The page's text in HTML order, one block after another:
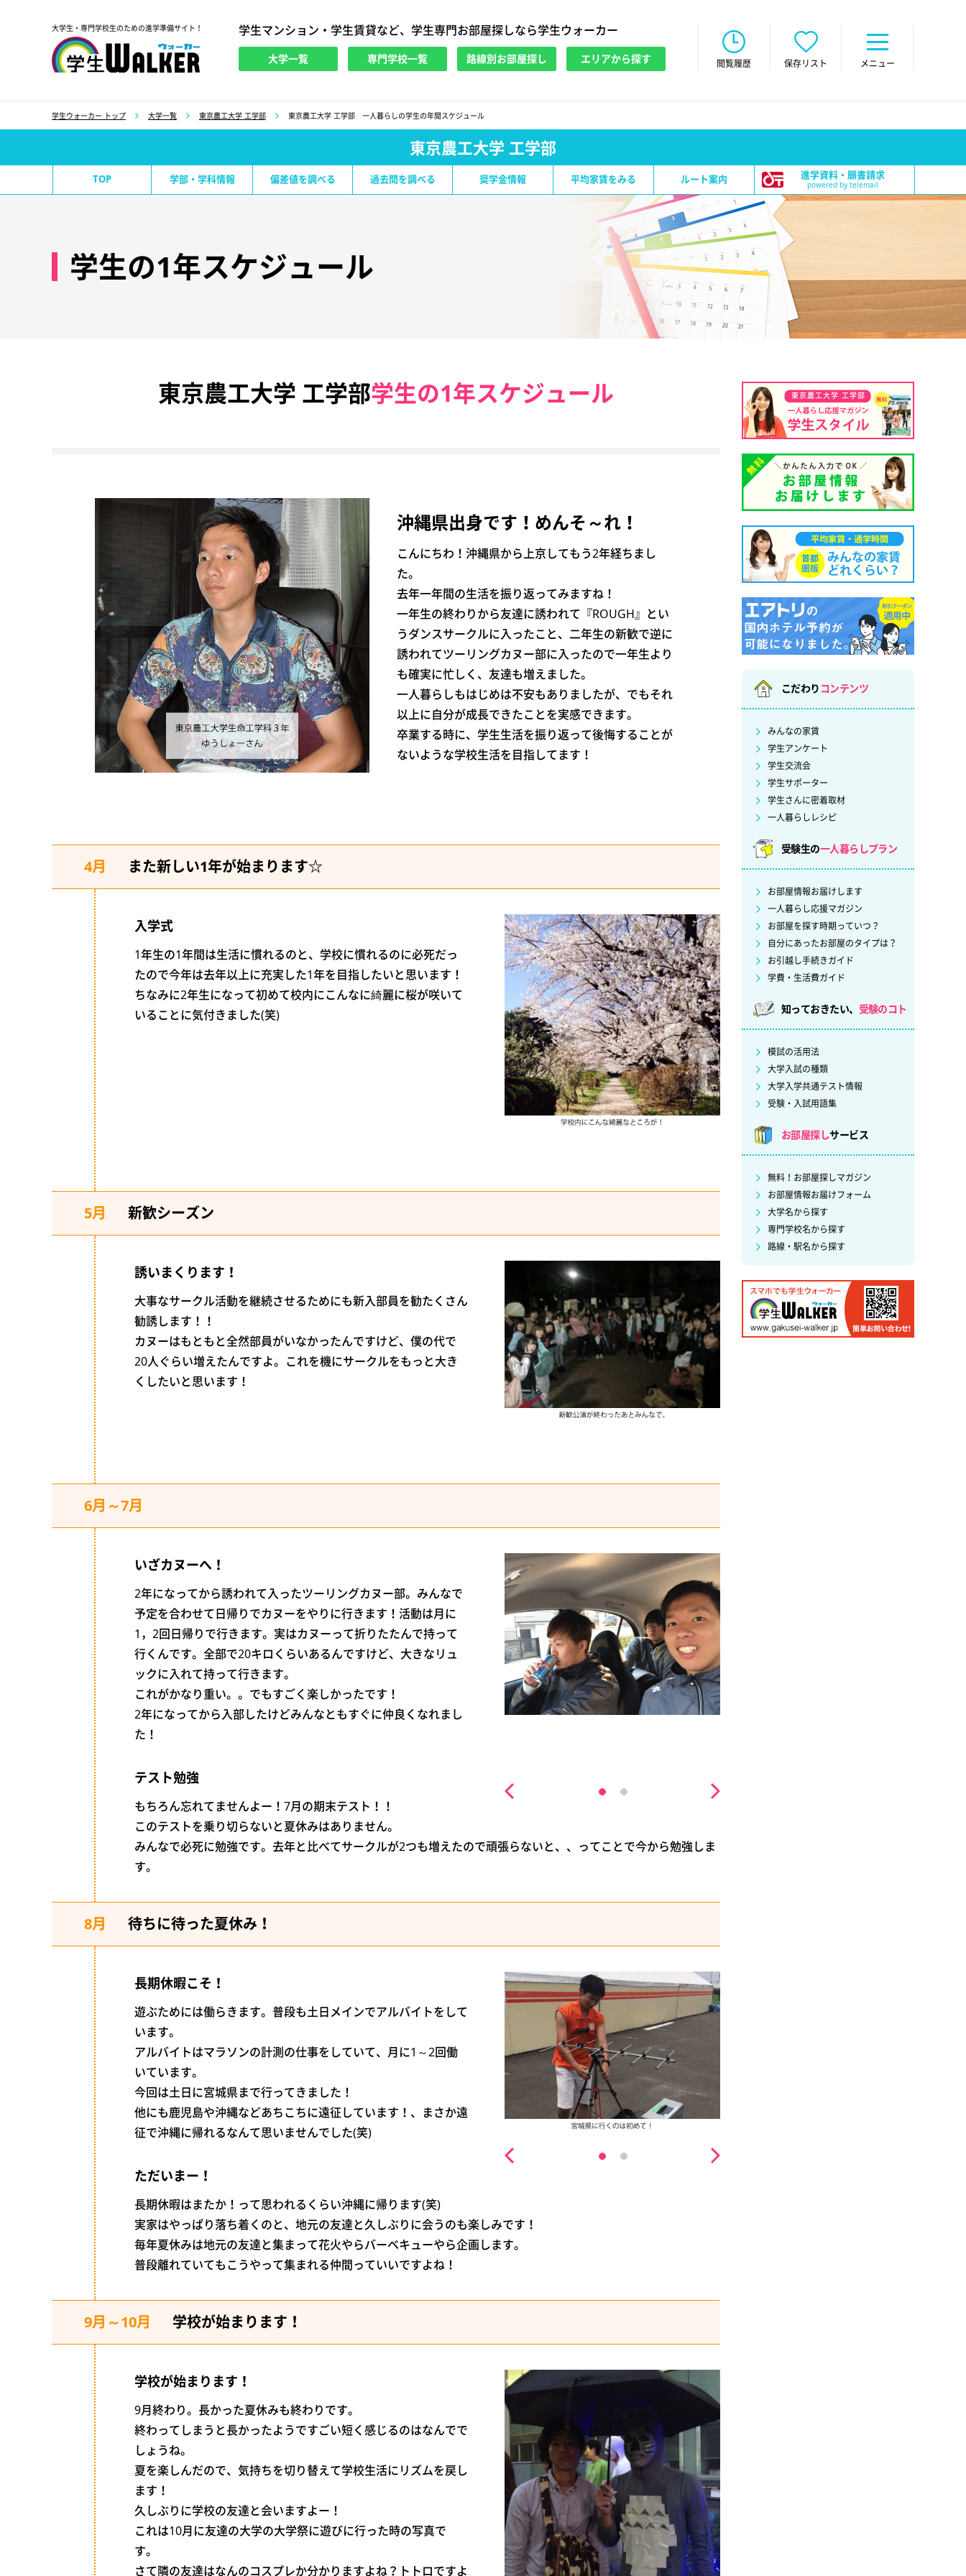
大学生・専門学校生のための進学準備サイト！ 学生マンション・学生賃貸など、学生専門お部屋探しなら学生ウォーカー
大学一覧 専門学校一覧 路線別お部屋探し エリアから探す 閲覧履歴 保存リスト メニュー
学生ウォーカー トップ 大学一覧 東京農工大学 工学部 東京農工大学 工学部 一人暮らしの学生の年間スケジュール
東京農工大学 工学部
TOP 学部・学科情報 偏差値を調べる 過去問を調べる 奨学金情報 平均家賃をみる ルート案内 進学資料・願書請求
powered by telemail
学生の1年スケジュール
東京農工大学 工学部学生の1年スケジュール
沖縄県出身です！めんそ～れ！
こんにちわ！沖縄県から上京してもう2年経ちまし
た。
去年一年間の生活を振り返ってみますね！
一年生の終わりから友達に誘われて『ROUGH』とい
うダンスサークルに入ったこと、二年生の新歓で逆に
誘われてツーリングカヌー部に入ったので一年生より
も確実に忙しく、友達も増えました。
一人暮らしもはじめは不安もありましたが、でもそれ
以上に自分が成長できたことを実感できます。
卒業する時に、学生生活を振り返って後悔することが
ないような学校生活を目指してます！
4月 また新しい1年が始まります☆
入学式
1年生の1年間は生活に慣れるのと、学校に慣れるのに必死だっ
たので今年は去年以上に充実した1年を目指したいと思います！
ちなみに2年生になって初めて校内にこんなに綺麗に桜が咲いて
いることに気付きました(笑)
5月 新歓シーズン
誘いまくります！
大事なサークル活動を継続させるためにも新入部員を勧たくさん
勧誘します！！
カヌーはもともと全然部員がいなかったんですけど、僕の代で
20人ぐらい増えたんですよ。これを機にサークルをもっと大き
くしたいと思います！
6月～7月
いざカヌーへ！
2年になってから誘われて入ったツーリングカヌー部。みんなで
予定を合わせて日帰りでカヌーをやりに行きます！活動は月に
1，2回日帰りで行きます。実はカヌーって折りたたんで持って
行くんです。全部で20キロくらいあるんですけど、大きなリュ
ックに入れて持って行きます。
これがかなり重い。。でもすごく楽しかったです！
2年になってから入部したけどみんなともすぐに仲良くなれまし
た！
テスト勉強
もちろん忘れてませんよー！7月の期末テスト！！
このテストを乗り切らないと夏休みはありません。
みんなで必死に勉強です。去年と比べてサークルが2つも増えたので頑張らないと、、ってことで今から勉強しま
す。
8月 待ちに待った夏休み！
長期休暇こそ！
遊ぶためには働らきます。普段も土日メインでアルバイトをして
います。
アルバイトはマラソンの計測の仕事をしていて、月に1～2回働
いています。
今回は土日に宮城県まで行ってきました！
他にも鹿児島や沖縄などあちこちに遠征しています！、まさか遠
征で沖縄に帰れるなんて思いませんでした(笑)
ただいまー！
長期休暇はまたか！って思われるくらい沖縄に帰ります(笑)
実家はやっぱり落ち着くのと、地元の友達と久しぶりに会うのも楽しみです！
毎年夏休みは地元の友達と集まって花火やらバーベキューやら企画します。
普段離れていてもこうやって集まれる仲間っていいですよね！
9月～10月 学校が始まります！
学校が始まります！
9月終わり。長かった夏休みも終わりです。
終わってしまうと長かったようですごい短く感じるのはなんでで
しょうね。
夏を楽しんだので、気持ちを切り替えて学校生活にリズムを戻し
ます！
久しぶりに学校の友達と会いますよー！
これは10月に友達の大学の大学祭に遊びに行った時の写真で
す。
さて隣の友達はなんのコスプレか分かりますよね？トトロですよ
東京農工大学 工学部
こだわり コンテンツ
みんなの家賃
学生アンケート
学生交流会
学生サポーター
学生さんに密着取材
一人暮らしレシピ
受験生の一人暮らしプラン
お部屋情報お届けします
一人暮らし応援マガジン
お部屋を探す時期っていつ？
自分にあったお部屋のタイプは？
お引越し手続きガイド
学費・生活費ガイド
知っておきたい、 受験のコト
模試の活用法
大学入試の種類
大学入学共通テスト情報
受験・入試用語集
お部屋探しサービス
無料！お部屋探しマガジン
お部屋情報お届けフォーム
大学名から探す
専門学校名から探す
路線・駅名から探す